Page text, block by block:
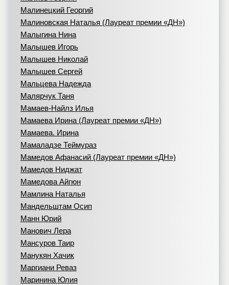
Малинецкий Георгий
Малиновская Наталья (Лауреат премии «ДН»)
Малыгина Нина
Малышев Игорь
Малышев Николай
Малышев Сергей
Мальцева Надежда
Малярчук Таня
Мамаев-Найлз Илья
Мамаева Ирина (Лауреат премии «ДН»)
Мамаева. Ирина
Мамаладзе Теймураз
Мамедов Афанасий (Лауреат премии «ДН»)
Мамедов Ниджат
Мамедова Айгюн
Мамлина Наталья
Мандельштам Осип
Манн Юрий
Манович Лера
Мансуров Таир
Манукян Хачик
Маргиани Реваз
Маринина Юлия